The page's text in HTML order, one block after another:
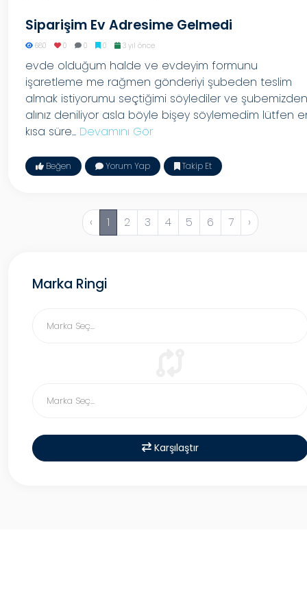
Siparişim Ev Adresime Gelmedi
680 0 0 0 3 yıl önce
evde olduğum halde ve evdeyim formunu
işaretleme me rağmen gönderiyi şubeden teslim
almak istiyorumu seçtiğimi söylediler ve şubemizden
alınız deniliyor asla böyle bişey söylemedim lütfen
kısa süre... Devamını Gör
Beğen Yorum Yap Takip Et
‹ 1 2 3 4 5 6 7 ›
Marka Ringi
Karşılaştır